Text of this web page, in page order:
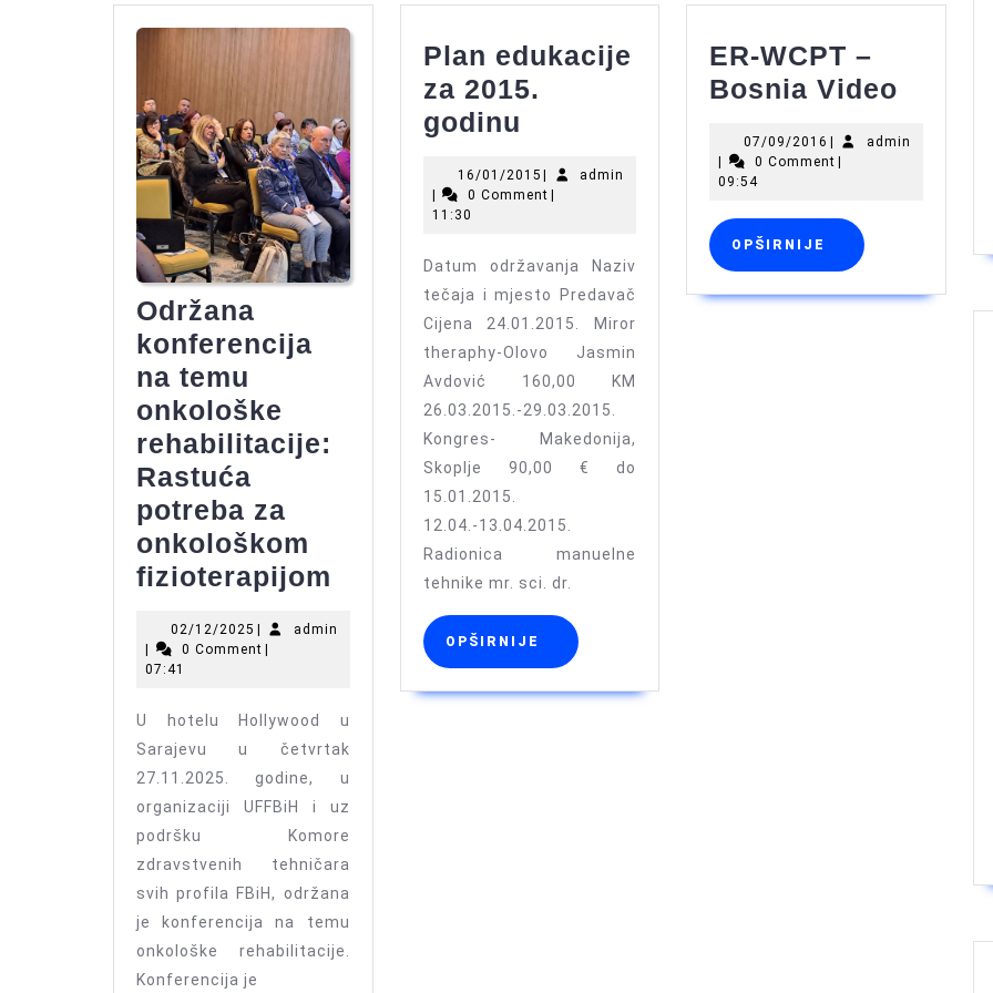
Održana
konferencija
na temu
onkološke
rehabilitacije:
Rastuća
potreba za
onkološkom
fizioterapijom Održana
konferencija
na
onkološke
rehabilitacije:
Rastuća
potreba
za
onkološkom
fizioterapijom
02/12/2025 02/12/2025
admin
0 Comment
07:41
U hotelu Hollywood u
Sarajevu u četvrtak
27.11.2025. godine, u
organizaciji UFFBiH i uz
podršku Komore
zdravstvenih tehničara
svih profila FBiH, održana
je konferencija na temu
onkološke rehabilitacije.
Konferencija je
Plan edukacije
za 2015.
godinu
za
godinu
16/01/2015 16/01/2015
admin
0 Comment
11:30
Datum održavanja Naziv
tečaja i mjesto Predavač
Cijena 24.01.2015. Miror
theraphy-Olovo Jasmin
Avdović 160,00 KM
26.03.2015.-29.03.2015.
Kongres- Makedonija,
Skoplje 90,00 € do
15.01.2015.
12.04.-13.04.2015.
Radionica manuelne
tehnike mr. sci. dr.
OPŠIRNIJE OPŠIRNIJE
ER-WCPT –
Bosnia Video
–
07/09/2016 07/09/2016
admin
0 Comment
09:54
OPŠIRNIJE OPŠIRNIJE